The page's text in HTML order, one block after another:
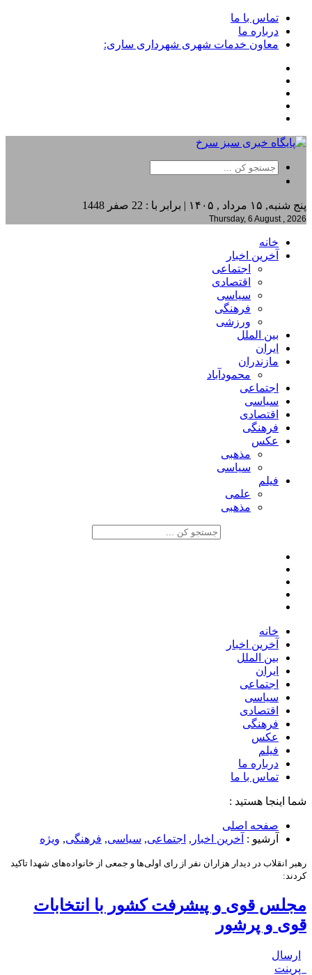
تماس با ما
درباره ما
معاون خدمات شهری شهرداری ساری:
پنج شنبه, ۱۵ مرداد , ۱۴۰۵ | برابر با : 22 صفر 1448
Thursday, 6 August , 2026
خانه
آخرین اخبار
اجتماعی
اقتصادی
سیاسی
فرهنگی
ورزشی
بین الملل
ایران
مازندران
محمودآباد
اجتماعی
سیاسی
اقتصادی
فرهنگی
عکس
مذهبی
سیاسی
فیلم
علمی
مذهبی
خانه
آخرین اخبار
بین الملل
ایران
اجتماعی
سیاسی
اقتصادی
فرهنگی
عکس
فیلم
درباره ما
تماس با ما
شما اینجا هستید :
صفحه اصلی
آرشیو : آخرین اخبار , اجتماعی, سیاسی, فرهنگی, ویژه
رهبر انقلاب در دیدار هزاران نفر از رای اولی‌ها و جمعی از خانواده‌های شهدا تاکید
کردند:
مجلس قوی و پیشرفت کشور با انتخابات
قوی و پرشور
ارسال
پرینت